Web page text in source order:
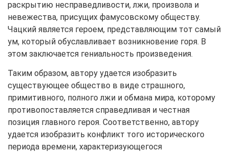
раскрытию несправедливости, лжи, произвола и
невежества, присущих фамусовскому обществу.
Чацкий является героем, представляющим тот самый
ум, который обуславливает возникновение горя. В
этом заключается гениальность произведения.
Таким образом, автору удается изобразить
существующее общество в виде страшного,
примитивного, полного лжи и обмана мира, которому
противопоставляется справедливая и честная
позиция главного героя. Соответственно, автору
удается изобразить конфликт того исторического
периода времени, характеризующегося